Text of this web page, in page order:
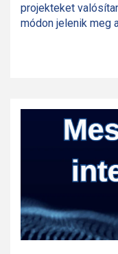
projekteket
módon jelenik meg